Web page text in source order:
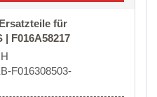
für
| F016A58217
F016308503-